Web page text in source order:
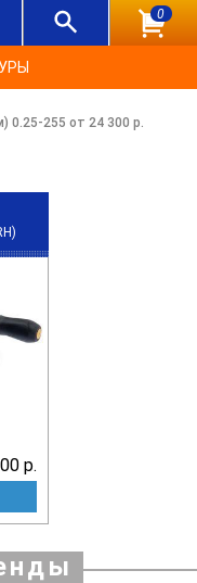
0
0.25-255 от 24 300 р.
р.